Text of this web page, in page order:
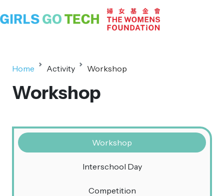
Home Activity Workshop
Workshop
Workshop
Interschool Day
Competition